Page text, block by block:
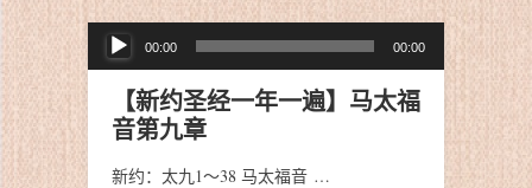
00:00 00:00
【新约圣经一年一遍】马太福
音第九章
新约：太九1～38 马太福音 …